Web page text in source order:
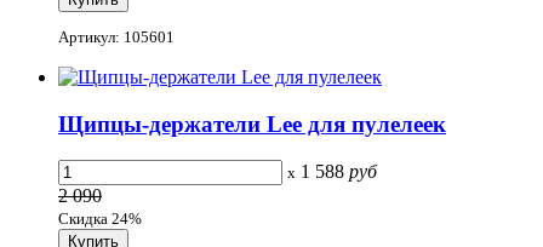
Артикул: 105601
Щипцы-держатели Lee для пулелеек
x 1 588 руб
2 090
Скидка 24%